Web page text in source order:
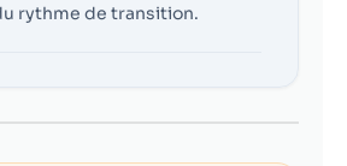
rythme de transition.